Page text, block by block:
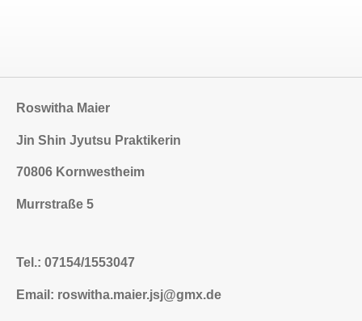
Roswitha Maier
Jin Shin Jyutsu Praktikerin
70806 Kornwestheim
Murrstraße 5
Tel.: 07154/1553047
Email: roswitha.maier.jsj@gmx.de